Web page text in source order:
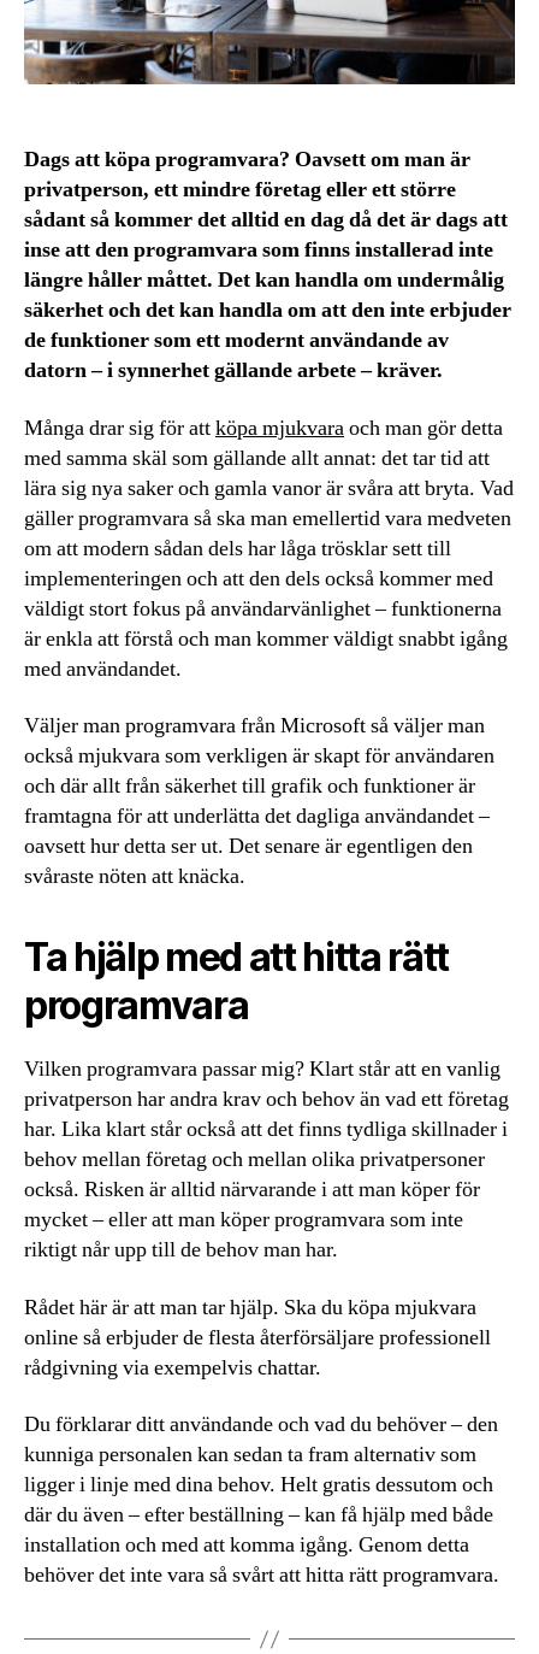
Dags att köpa programvara? Oavsett om man är
privatperson, ett mindre företag eller ett större
sådant så kommer det alltid en dag då det är dags att
inse att den programvara som finns installerad inte
längre håller måttet. Det kan handla om undermålig
säkerhet och det kan handla om att den inte erbjuder
de funktioner som ett modernt användande av
datorn – i synnerhet gällande arbete – kräver.
Många drar sig för attköpa mjukvaraoch man gör detta
med samma skäl som gällande allt annat: det tar tid att
lära sig nya saker och gamla vanor är svåra att bryta. Vad
gäller programvara så ska man emellertid vara medveten
om att modern sådan dels har låga trösklar sett till
implementeringen och att den dels också kommer med
väldigt stort fokus på användarvänlighet – funktionerna
är enkla att förstå och man kommer väldigt snabbt igång
med användandet.
Väljer man programvara från Microsoft så väljer man
också mjukvara som verkligen är skapt för användaren
och där allt från säkerhet till grafik och funktioner är
framtagna för att underlätta det dagliga användandet –
oavsett hur detta ser ut. Det senare är egentligen den
svåraste nöten att knäcka.
Ta hjälp med att hitta rätt
programvara
Vilken programvara passar mig? Klart står att en vanlig
privatperson har andra krav och behov än vad ett företag
har. Lika klart står också att det finns tydliga skillnader i
behov mellan företag och mellan olika privatpersoner
också. Risken är alltid närvarande i att man köper för
mycket – eller att man köper programvara som inte
riktigt når upp till de behov man har.
Rådet här är att man tar hjälp. Ska du köpa mjukvara
online så erbjuder de flesta återförsäljare professionell
rådgivning via exempelvis chattar.
Du förklarar ditt användande och vad du behöver – den
kunniga personalen kan sedan ta fram alternativ som
ligger i linje med dina behov. Helt gratis dessutom och
där du även – efter beställning – kan få hjälp med både
installation och med att komma igång. Genom detta
behöver det inte vara så svårt att hitta rätt programvara.